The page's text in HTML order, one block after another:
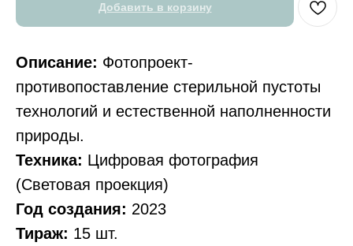
Добавить в корзину
Описание: Фотопроект-
противопоставление стерильной пустоты
технологий и естественной наполненности
природы.
Техника: Цифровая фотография
(Световая проекция)
Год создания: 2023
Тираж: 15 шт.